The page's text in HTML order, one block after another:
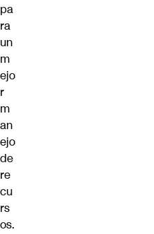
pa
ra
un
m
ejo
r
m
an
ejo
de
re
cu
rs
os.